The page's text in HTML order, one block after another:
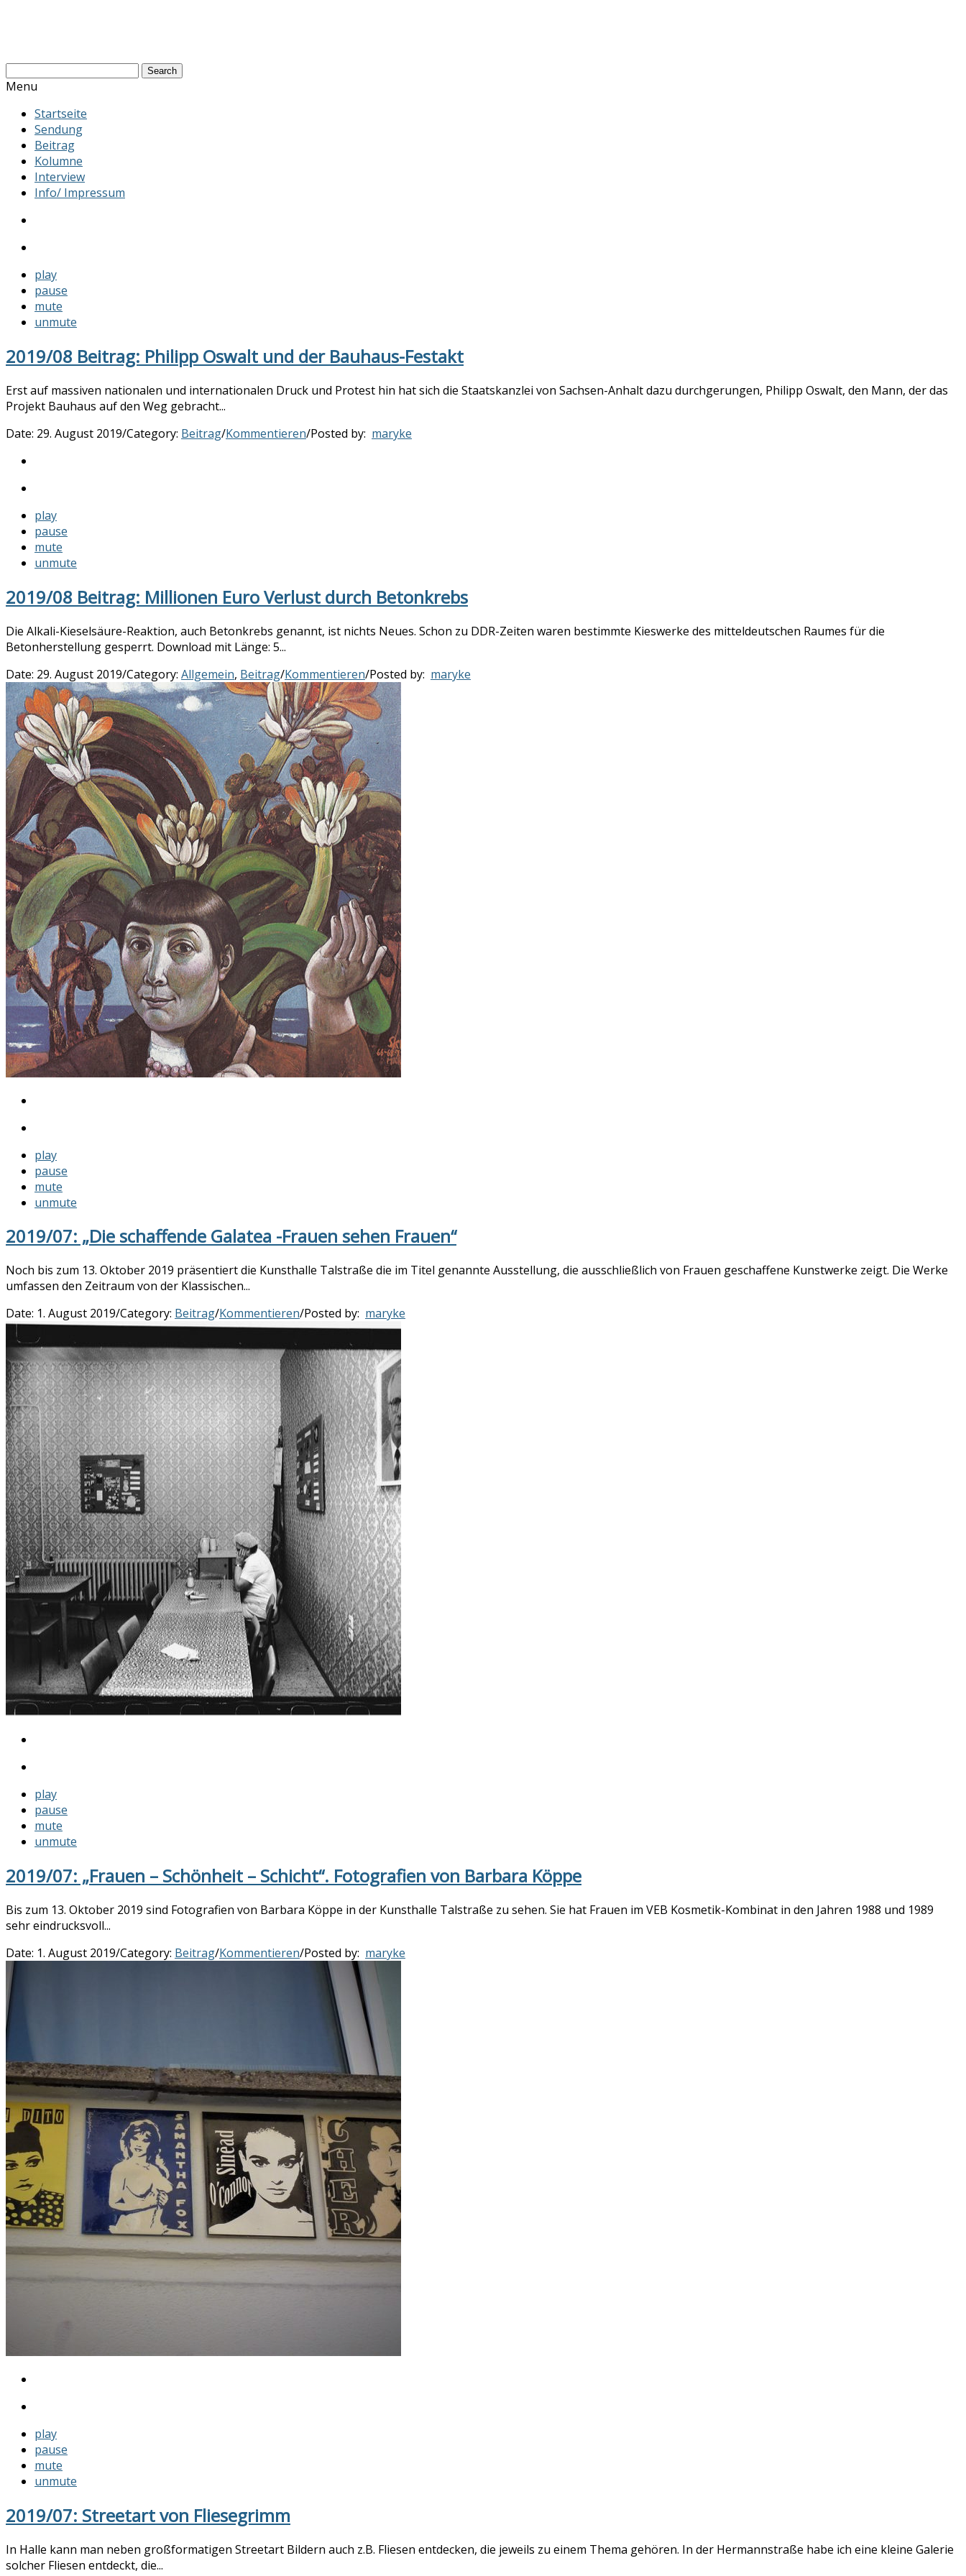
Search
Menu
Startseite
Sendung
Beitrag
Kolumne
Interview
Info/ Impressum
play
pause
mute
unmute
2019/08 Beitrag: Philipp Oswalt und der Bauhaus-Festakt
Erst auf massiven nationalen und internationalen Druck und Protest hin hat sich die Staatskanzlei von Sachsen-Anhalt dazu durchgerungen, Philipp Oswalt, den Mann, der das
Projekt Bauhaus auf den Weg gebracht...
Date: 29. August 2019/Category: Beitrag/Kommentieren/Posted by: maryke
play
pause
mute
unmute
2019/08 Beitrag: Millionen Euro Verlust durch Betonkrebs
Die Alkali-Kieselsäure-Reaktion, auch Betonkrebs genannt, ist nichts Neues. Schon zu DDR-Zeiten waren bestimmte Kieswerke des mitteldeutschen Raumes für die
Betonherstellung gesperrt. Download mit Länge: 5...
Date: 29. August 2019/Category: Allgemein, Beitrag/Kommentieren/Posted by: maryke
play
pause
mute
unmute
2019/07: „Die schaffende Galatea -Frauen sehen Frauen“
Noch bis zum 13. Oktober 2019 präsentiert die Kunsthalle Talstraße die im Titel genannte Ausstellung, die ausschließlich von Frauen geschaffene Kunstwerke zeigt. Die Werke
umfassen den Zeitraum von der Klassischen...
Date: 1. August 2019/Category: Beitrag/Kommentieren/Posted by: maryke
play
pause
mute
unmute
2019/07: „Frauen – Schönheit – Schicht“. Fotografien von Barbara Köppe
Bis zum 13. Oktober 2019 sind Fotografien von Barbara Köppe in der Kunsthalle Talstraße zu sehen. Sie hat Frauen im VEB Kosmetik-Kombinat in den Jahren 1988 und 1989
sehr eindrucksvoll...
Date: 1. August 2019/Category: Beitrag/Kommentieren/Posted by: maryke
play
pause
mute
unmute
2019/07: Streetart von Fliesegrimm
In Halle kann man neben großformatigen Streetart Bildern auch z.B. Fliesen entdecken, die jeweils zu einem Thema gehören. In der Hermannstraße habe ich eine kleine Galerie
solcher Fliesen entdeckt, die...